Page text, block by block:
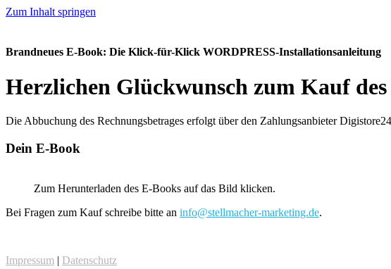
Zum Inhalt springen
Brandneues E-Book: Die Klick-für-Klick WORDPRESS-Installationsanleitung
Herzlichen Glückwunsch zum Kauf
Die Abbuchung des Rechnungsbetrages erfolgt über den Zahlungsanbieter
Dein E-Book
Zum Herunterladen des E-Books auf das Bild klicken.
Bei Fragen zum Kauf schreibe bitte an info@stellmacher-marketing.de.
Impressum | Datenschutz